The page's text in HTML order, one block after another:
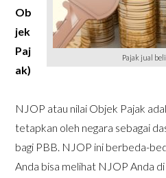
Pajak jual
Ob
jek
Paj
ak)
NJOP atau nilai Objek Pajak
tetapkan oleh negara sebagai
bagi PBB. NJOP ini berbeda-
Anda bisa melihat NJOP Anda